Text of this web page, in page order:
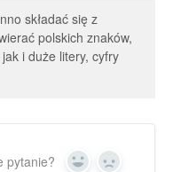
składać się z
polskich znaków,
i duże litery, cyfry
pytanie? Yes No